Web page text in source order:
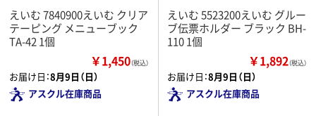
えいむ 7840900えいむ クリア
テーピング メニューブック
TA-42 1個
￥1,450（税込）
お届け日：8月9日（日）
アスクル在庫商品
えいむ 5523200えいむ グルー
ブ伝票ホルダー ブラック BH-
110 1個
￥1,892（税込）
お届け日：8月9日（日）
アスクル在庫商品